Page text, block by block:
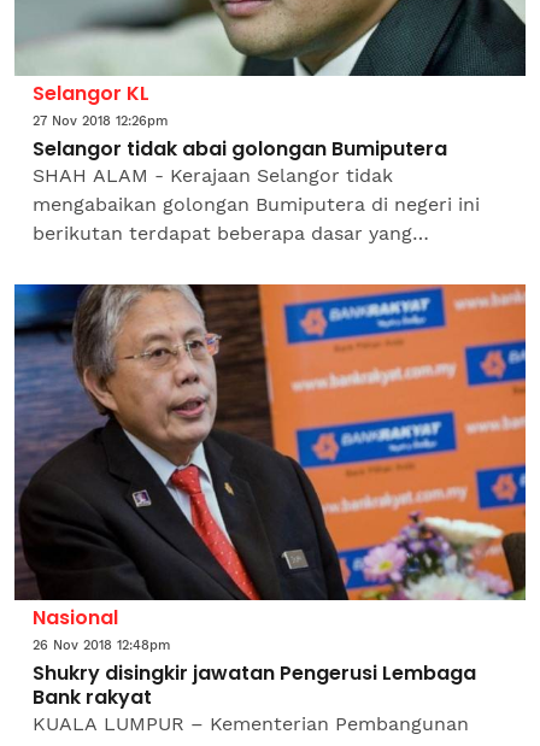
Selangor KL
27 Nov 2018 12:26pm
Selangor tidak abai golongan Bumiputera
SHAH ALAM - Kerajaan Selangor tidak
mengabaikan golongan Bumiputera di negeri ini
berikutan terdapat beberapa dasar yang
kelompok terlibat.Menteri Besar,...
Nasional
26 Nov 2018 12:48pm
Shukry disingkir jawatan Pengerusi Lembaga
Bank rakyat
KUALA LUMPUR – Kementerian Pembangunan